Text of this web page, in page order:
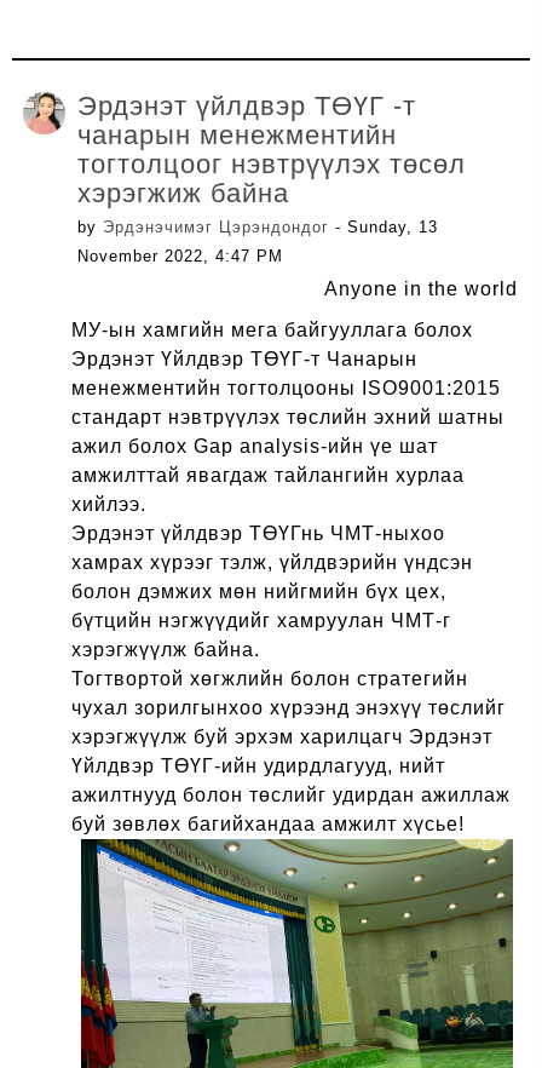
Эрдэнэт үйлдвэр ТӨҮГ -т
чанарын менежментийн
тогтолцоог нэвтрүүлэх төсөл
хэрэгжиж байна
by Эрдэнэчимэг Цэрэндондог - Sunday, 13
November 2022, 4:47 PM
Anyone in the world
МУ-ын хамгийн мега байгууллага болох
Эрдэнэт Үйлдвэр ТӨҮГ-т Чанарын
менежментийн тогтолцооны ISO9001:2015
стандарт нэвтрүүлэх төслийн эхний шатны
ажил болох Gap analysis-ийн үе шат
амжилттай явагдаж тайлангийн хурлаа
хийлээ.
Эрдэнэт үйлдвэр ТӨҮГнь ЧМТ-ныхоо
хамрах хүрээг тэлж, үйлдвэрийн үндсэн
болон дэмжих мөн нийгмийн бүх цех,
бүтцийн нэгжүүдийг хамруулан ЧМТ-г
хэрэгжүүлж байна.
Тогтвортой хөгжлийн болон стратегийн
чухал зорилгынхоо хүрээнд энэхүү төслийг
хэрэгжүүлж буй эрхэм харилцагч Эрдэнэт
Үйлдвэр ТӨҮГ-ийн удирдлагууд, нийт
ажилтнууд болон төслийг удирдан ажиллаж
буй зөвлөх багийхандаа амжилт хүсье!